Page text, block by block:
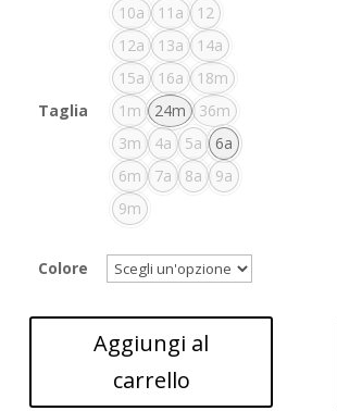
Taglia
10a 11a
12
12a
13a
14a
15a
16a
18m
1m
24m
36m
3m
4a 5a
6a
6m
7a 8a
9a
9m
Colore
Aggiungi al
carrello